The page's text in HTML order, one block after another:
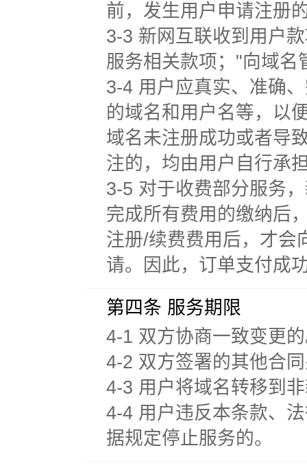
前，发生用户申请注册
3-3 新网互联收到用户
服务相关款项；"向域名
3-4 用户应真实、准确
的域名和用户名等，以
域名未注册成功或者导
注的，均由用户自行承
3-5 对于收费部分服务
完成所有费用的缴纳后
注册/续费费用后，才会
请。因此，订单支付成
第四条 服务期限
4-1 双方协商一致变更
4-2 双方签署的其他合
4-3 用户将域名转移到
4-4 用户违反本条款、
据规定停止服务的。